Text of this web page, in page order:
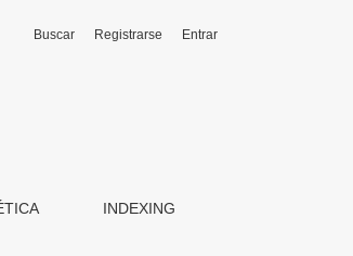
INDEXING
Buscar Registrarse Entrar